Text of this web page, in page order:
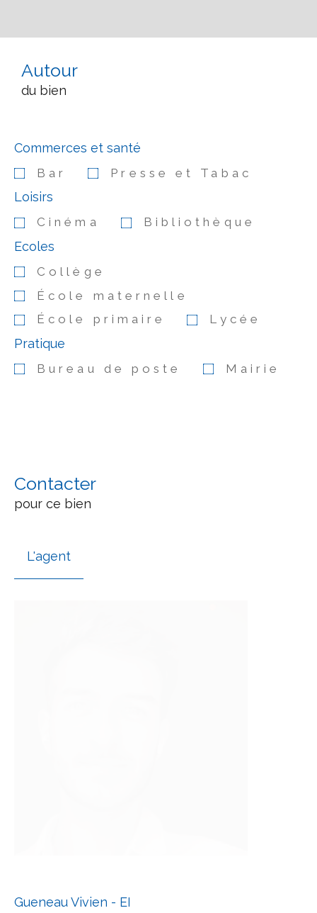
Autour
du bien
Commerces et santé
Bar Presse et Tabac
Loisirs
Cinéma Bibliothèque
Ecoles
Collège
École maternelle
École primaire
Lycée
Pratique
Bureau de poste Mairie
Contacter
pour ce bien
L'agent
Gueneau Vivien - EI